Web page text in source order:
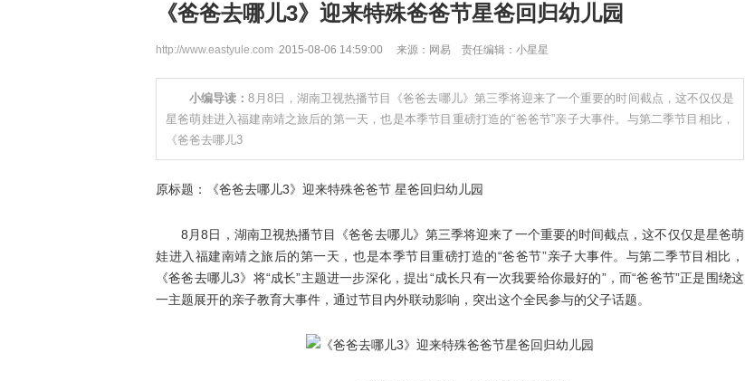
《爸爸去哪儿3》迎来特殊爸爸节星爸回归幼儿园
http://www.eastyule.com 2015-08-06 14:59:00 来源：网易 责任编辑：小星星
小编导读：8月8日，湖南卫视热播节目《爸爸去哪儿》第三季将迎来了一个重要的时间截点，这不仅仅是
星爸萌娃进入福建南靖之旅后的第一天，也是本季节目重磅打造的“爸爸节”亲子大事件。与第二季节目相比，
《爸爸去哪儿3
原标题：《爸爸去哪儿3》迎来特殊爸爸节 星爸回归幼儿园
8月8日，湖南卫视热播节目《爸爸去哪儿》第三季将迎来了一个重要的时间截点，这不仅仅是星爸萌
娃进入福建南靖之旅后的第一天，也是本季节目重磅打造的“爸爸节”亲子大事件。与第二季节目相比，
《爸爸去哪儿3》将“成长”主题进一步深化，提出“成长只有一次我要给你最好的”，而“爸爸节”正是围绕这
一主题展开的亲子教育大事件，通过节目内外联动影响，突出这个全民参与的父子话题。